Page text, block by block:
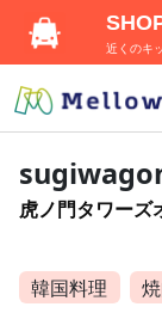
虎ノ門タワーズ
韓国料理
近くのキ